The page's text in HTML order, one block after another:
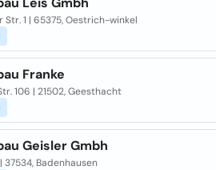
Str. 1 | 65375, Oestrich-winkel
Franke
106 | 21502, Geesthacht
Geisler Gmbh
37534, Badenhausen